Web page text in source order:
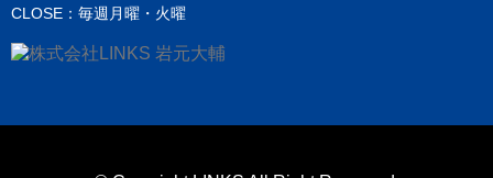
CLOSE：毎週月曜・火曜